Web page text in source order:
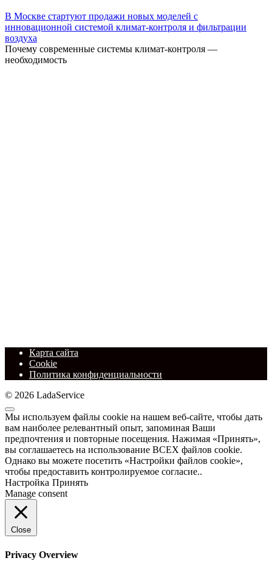
В Москве стартуют продажи новых моделей с
инновационной системой климат-контроля и фильтрации
воздуха
Почему современные системы климат-контроля —
необходимость
Карта сайта
Cookie
Политика конфиденциальности
© 2026 LadaService
Мы используем файлы cookie на нашем веб-сайте, чтобы дать
вам наиболее релевантный опыт, запоминая Ваши
предпочтения и повторные посещения. Нажимая «Принять»,
вы соглашаетесь на использование ВСЕХ файлов cookie.
Однако вы можете посетить «Настройки файлов cookie»,
чтобы предоставить контролируемое согласие..
Настройка Принять
Manage consent
Close
Privacy Overview